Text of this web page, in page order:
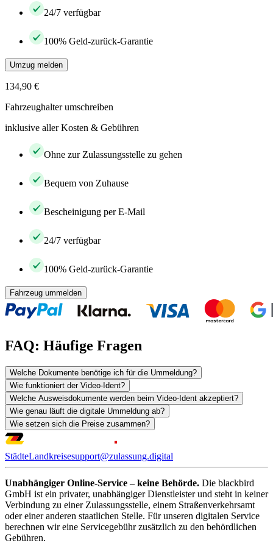
24/7 verfügbar
100% Geld-zurück-Garantie
Umzug melden
134,90 €
Fahrzeughalter umschreiben
inklusive aller Kosten & Gebühren
Ohne zur Zulassungsstelle zu gehen
Bequem von Zuhause
Bescheinigung per E-Mail
24/7 verfügbar
100% Geld-zurück-Garantie
Fahrzeug ummelden
FAQ: Häufige Fragen
Welche Dokumente benötige ich für die Ummeldung?
Wie funktioniert der Video-Ident?
Welche Ausweisdokumente werden beim Video-Ident akzeptiert?
Wie genau läuft die digitale Ummeldung ab?
Wie setzen sich die Preise zusammen?
StädteLandkreisesupport@zulassung.digital
Unabhängiger Online-Service – keine Behörde. Die blackbird
GmbH ist ein privater, unabhängiger Dienstleister und steht in keiner
Verbindung zu einer Zulassungsstelle, einem Straßenverkehrsamt
oder einer anderen staatlichen Stelle. Für unseren digitalen Service
berechnen wir eine Servicegebühr zusätzlich zu den behördlichen
Gebühren.